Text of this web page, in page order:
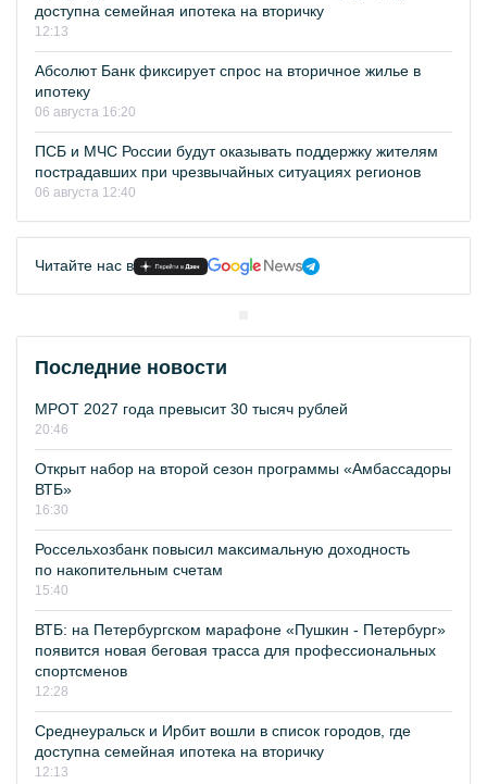
доступна семейная ипотека на вторичку
12:13
Абсолют Банк фиксирует спрос на вторичное жилье в
ипотеку
06 августа 16:20
ПСБ и МЧС России будут оказывать поддержку жителям
пострадавших при чрезвычайных ситуациях регионов
06 августа 12:40
Читайте нас в
Последние новости
МРОТ 2027 года превысит 30 тысяч рублей
20:46
Открыт набор на второй сезон программы «Амбассадоры
ВТБ»
16:30
Россельхозбанк повысил максимальную доходность
по накопительным счетам
15:40
ВТБ: на Петербургском марафоне «Пушкин - Петербург»
появится новая беговая трасса для профессиональных
спортсменов
12:28
Среднеуральск и Ирбит вошли в список городов, где
доступна семейная ипотека на вторичку
12:13